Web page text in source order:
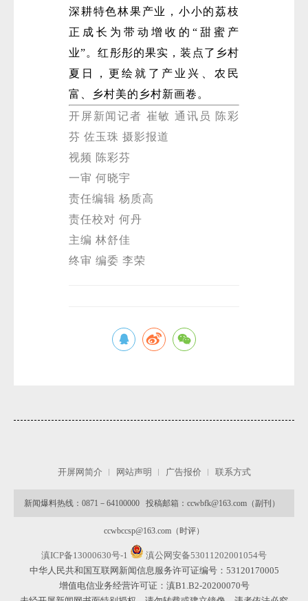
深耕特色林果产业，小小的荔枝
正成长为带动增收的“甜蜜产
业”。红彤彤的果实，装点了乡村
夏日，更绘就了产业兴、农民
富、乡村美的乡村新画卷。
开屏新闻记者 崔敏 通讯员 陈彩
芬 佐玉珠 摄影报道
视频 陈彩芬
一审 何晓宇
责任编辑 杨质高
责任校对 何丹
主编 林舒佳
终审 编委 李荣
开屏网简介 网站声明 广告报价 联系方式
新闻爆料热线：0871－64100000 投稿邮箱：ccwbfk@163.com（副刊）
ccwbccsp@163.com（时评）
滇ICP备13000630号-1
滇公网安备53011202001054号
中华人民共和国互联网新闻信息服务许可证编号：53120170005
增值电信业务经营许可证：滇B1.B2-20200070号